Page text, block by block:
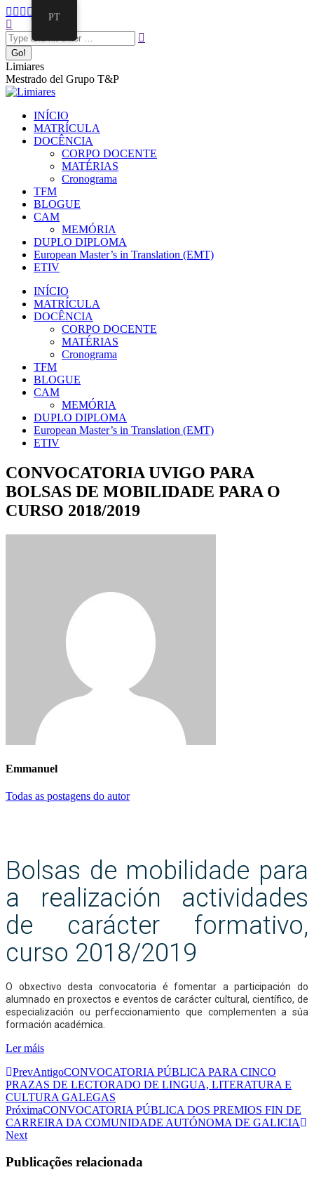
Pular
para
o
conteúdo
Facebook
opens
in
new
window
Twitter
opens
in
new
window
Mail
opens
in
new
window
Instagram
page
in
window
Linkedin
page
in
window
Search:
Limiares
Mestrado del Grupo T&P
INÍCIO
MATRÍCULA
DOCÊNCIA
CORPO DOCENTE
MATÉRIAS
Cronograma
TFM
BLOGUE
CAM
MEMÓRIA
DUPLO DIPLOMA
European Master’s in Translation (EMT)
ETIV
INÍCIO
MATRÍCULA
DOCÊNCIA
CORPO DOCENTE
MATÉRIAS
Cronograma
TFM
BLOGUE
CAM
MEMÓRIA
DUPLO DIPLOMA
European Master’s in Translation (EMT)
ETIV
CONVOCATORIA UVIGO PARA
BOLSAS DE MOBILIDADE PARA O
CURSO 2018/2019
Emmanuel
Todas as postagens do autor
Bolsas de mobilidade para
a realización actividades
de carácter formativo,
curso 2018/2019
O obxectivo desta convocatoria é fomentar a participación do
alumnado en proxectos e eventos de carácter cultural, científico, de
especialización ou perfeccionamiento que complementen a súa
formación académica.
Ler máis
PrevAntigoCONVOCATORIA PÚBLICA PARA CINCO
PRAZAS DE LECTORADO DE LINGUA, LITERATURA E
CULTURA GALEGAS
PróximaCONVOCATORIA PÚBLICA DOS PREMIOS FIN DE
CARREIRA DA COMUNIDADE AUTÓNOMA DE GALICIA
Next
Publicações relacionada
PT